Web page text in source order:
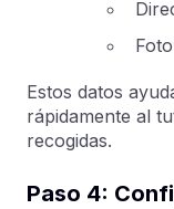
Estos datos
rápidamente al
recogidas.
Paso 4: